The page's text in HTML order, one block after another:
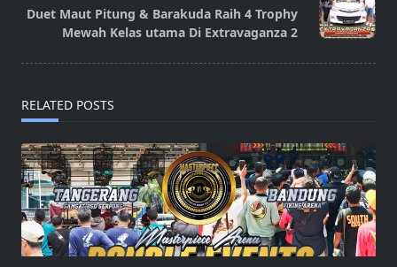
reader-
text">Page</span>
Duet Maut Pitung & Barakuda Raih 4 Trophy
Mewah Kelas utama Di Extravaganza 2
RELATED POSTS